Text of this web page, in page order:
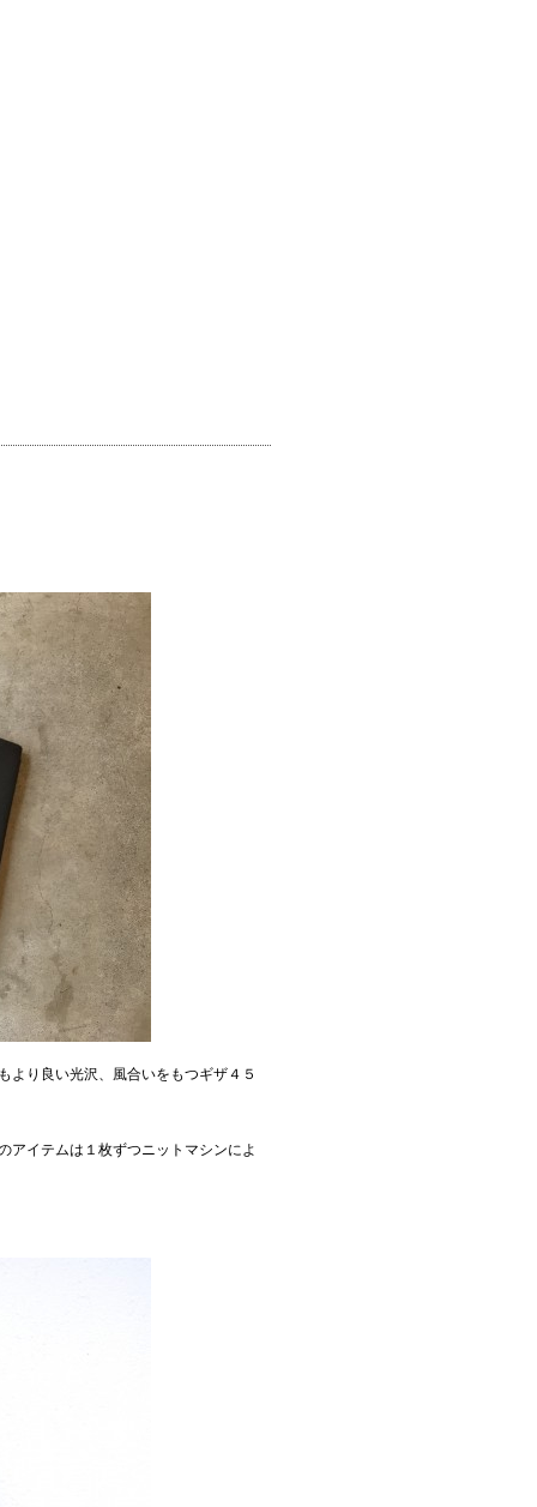
より良い光沢、風合いをもつギザ４５
アイテムは１枚ずつニットマシンによ